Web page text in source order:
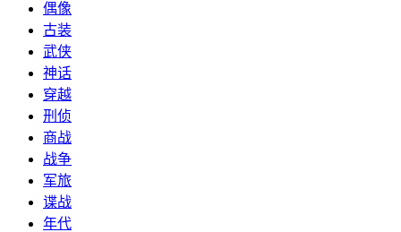
偶像
古装
武侠
神话
穿越
刑侦
商战
战争
军旅
谍战
年代